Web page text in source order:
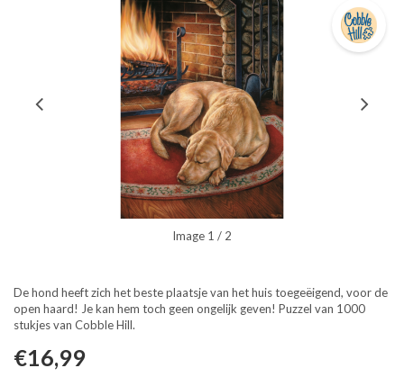
Image 1 / 2
De hond heeft zich het beste plaatsje van het huis toegeëigend, voor de
open haard! Je kan hem toch geen ongelijk geven! Puzzel van 1000
stukjes van Cobble Hill.
€16,99